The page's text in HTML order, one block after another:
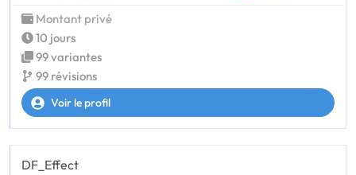
Montant privé
10 jours
99 variantes
99 révisions
Voir le profil
DF_Effect